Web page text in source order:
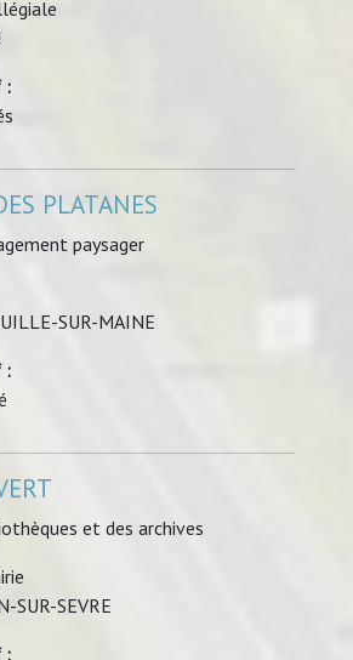
:
PLATANES
paysager
SUR-MAINE
:
et des archives
SUR-SEVRE
: